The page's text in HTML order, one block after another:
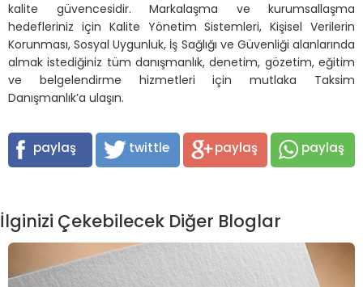
kalite güvencesidir. Markalaşma ve kurumsallaşma
hedefleriniz için Kalite Yönetim Sistemleri, Kişisel Verilerin
Korunması, Sosyal Uygunluk, İş Sağlığı ve Güvenliği alanlarında
almak istediğiniz tüm danışmanlık, denetim, gözetim, eğitim
ve belgelendirme hizmetleri için mutlaka Taksim
Danışmanlık’a ulaşın.
paylaş twittle paylaş paylaş
İlginizi Çekebilecek Diğer Bloglar